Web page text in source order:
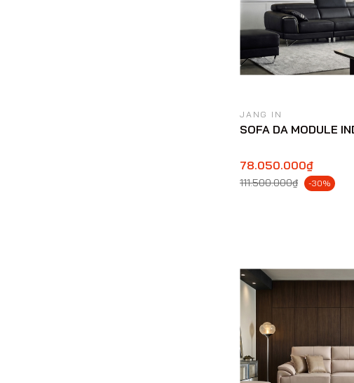
JANG IN
SOFA DA MODULE
78.050.000₫
111.500.000₫ -30%